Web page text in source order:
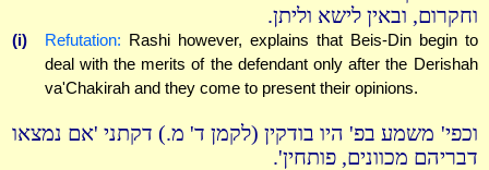
וחקרום, ובאין לישא וליתן.
(i) Refutation: Rashi however, explains that Beis-Din begin to
deal with the merits of the defendant only after the Derishah
va'Chakirah and they come to present their opinions.
וכפי' משמע בפ' היו בודקין (לקמן ד' מ.) דקתני 'אם נמצאו
דבריהם מכוונים, פותחין'.